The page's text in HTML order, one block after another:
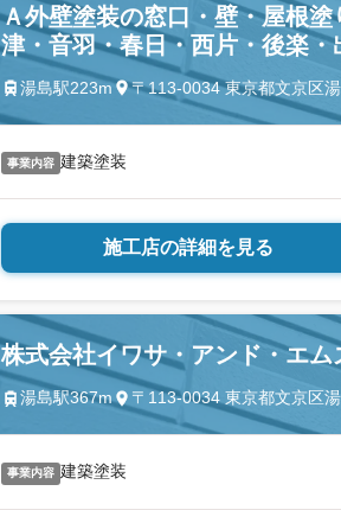
Ａ外壁塗装の窓口・壁・屋根
津・音羽・春日・西片・後楽・
湯島駅223m 〒113-0034 東京都文京区
事業内容 建築塗装
施工店の詳細を見る
株式会社イワサ・アンド・エム
湯島駅367m 〒113-0034 東京都文京区
事業内容 建築塗装